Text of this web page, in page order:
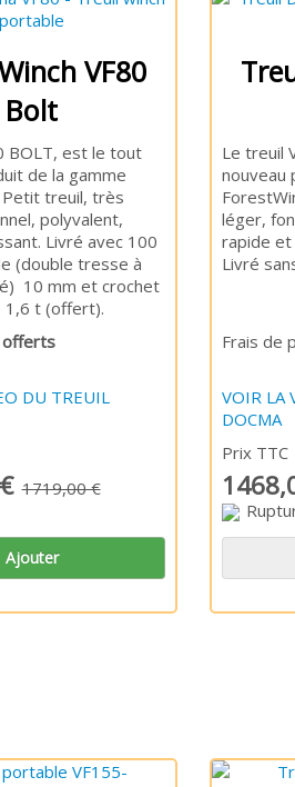
VF80
Bolt
BOLT, est le tout
de la gamme
Petit treuil, très
polyvalent,
Livré avec 100
(double tresse à
10 mm et crochet
1,6 t (offert).
offerts
DU TREUIL
1719,00 €
Ajouter
Le treuil
nouveau
léger,
Livré
Frais
VOIR LA
DOCMA
Prix TTC